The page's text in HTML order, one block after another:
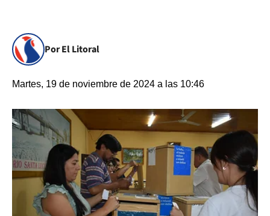
Por El Litoral
Martes, 19 de noviembre de 2024 a las 10:46